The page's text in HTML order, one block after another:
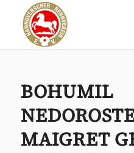
BOHUMIL
MAIGRET